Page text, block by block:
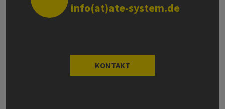
info(at)ate-system.de
KONTAKT